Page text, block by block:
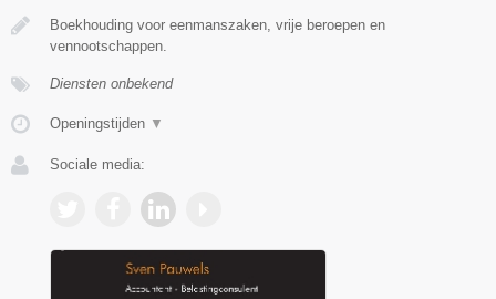
Boekhouding voor eenmanszaken, vrije beroepen en
vennootschappen.
Diensten onbekend
Openingstijden ▼
Sociale media: